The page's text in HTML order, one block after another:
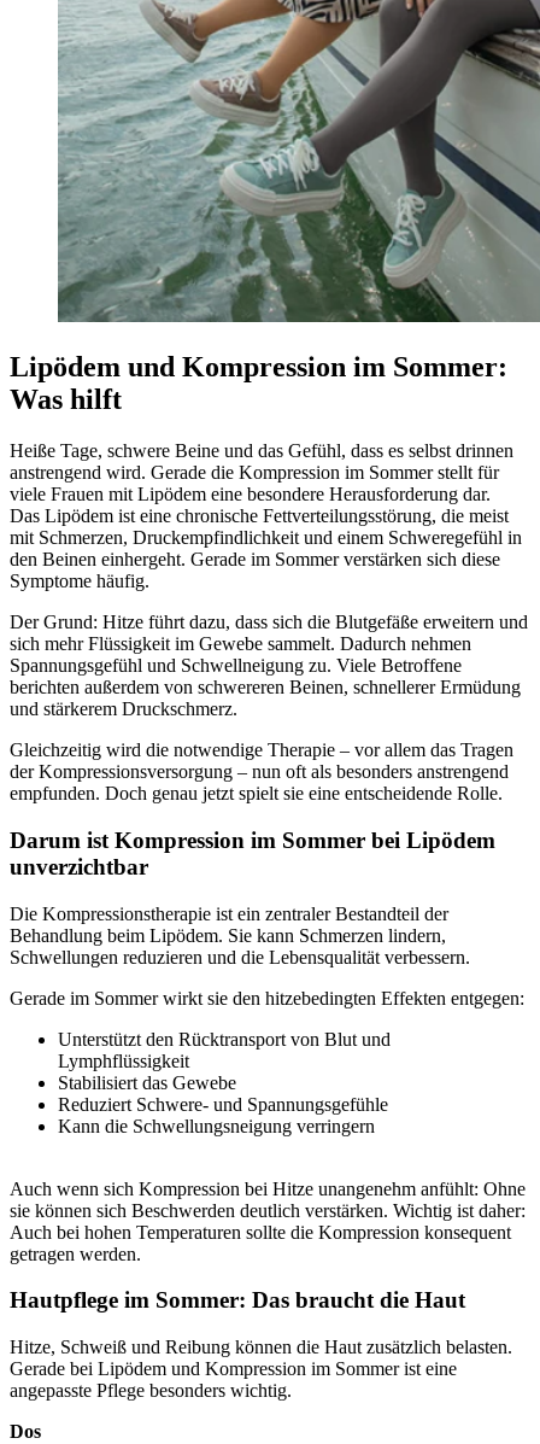
Lipödem und Kompression im Sommer:
Was hilft
Heiße Tage, schwere Beine und das Gefühl, dass es selbst drinnen
anstrengend wird. Gerade die Kompression im Sommer stellt für
viele Frauen mit Lipödem eine besondere Herausforderung dar.
Das Lipödem ist eine chronische Fettverteilungsstörung, die meist
mit Schmerzen, Druckempfindlichkeit und einem Schweregefühl in
den Beinen einhergeht. Gerade im Sommer verstärken sich diese
Symptome häufig.
Der Grund: Hitze führt dazu, dass sich die Blutgefäße erweitern und
sich mehr Flüssigkeit im Gewebe sammelt. Dadurch nehmen
Spannungsgefühl und Schwellneigung zu. Viele Betroffene
berichten außerdem von schwereren Beinen, schnellerer Ermüdung
und stärkerem Druckschmerz.
Gleichzeitig wird die notwendige Therapie – vor allem das Tragen
der Kompressionsversorgung – nun oft als besonders anstrengend
empfunden. Doch genau jetzt spielt sie eine entscheidende Rolle.
Darum ist Kompression im Sommer bei Lipödem
unverzichtbar
Die Kompressionstherapie ist ein zentraler Bestandteil der
Behandlung beim Lipödem. Sie kann Schmerzen lindern,
Schwellungen reduzieren und die Lebensqualität verbessern.
Gerade im Sommer wirkt sie den hitzebedingten Effekten entgegen:
Unterstützt den Rücktransport von Blut und
Lymphflüssigkeit
Stabilisiert das Gewebe
Reduziert Schwere- und Spannungsgefühle
Kann die Schwellungsneigung verringern
Auch wenn sich Kompression bei Hitze unangenehm anfühlt: Ohne
sie können sich Beschwerden deutlich verstärken. Wichtig ist daher:
Auch bei hohen Temperaturen sollte die Kompression konsequent
getragen werden.
Hautpflege im Sommer: Das braucht die Haut
Hitze, Schweiß und Reibung können die Haut zusätzlich belasten.
Gerade bei Lipödem und Kompression im Sommer ist eine
angepasste Pflege besonders wichtig.
Dos